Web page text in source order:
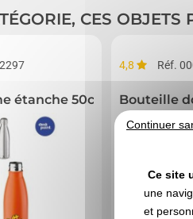
CES
étanche 50cl
4,8 Réf.
Bouteille
Continuer
Ce site
une
et